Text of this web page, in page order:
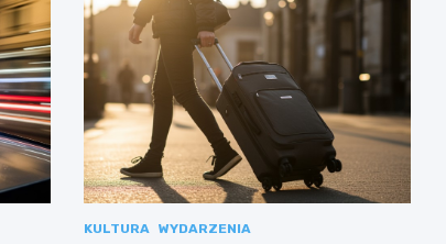
KULTURA WYDARZENIA